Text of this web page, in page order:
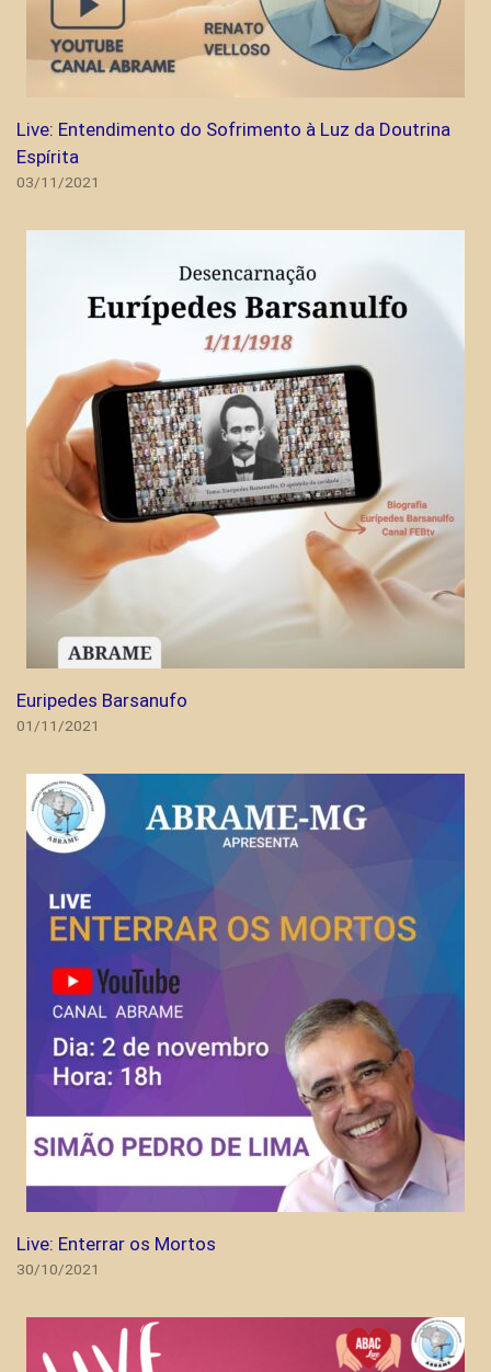
Live: Entendimento do Sofrimento à Luz da Doutrina
Espírita
03/11/2021
Euripedes Barsanufo
01/11/2021
Live: Enterrar os Mortos
30/10/2021